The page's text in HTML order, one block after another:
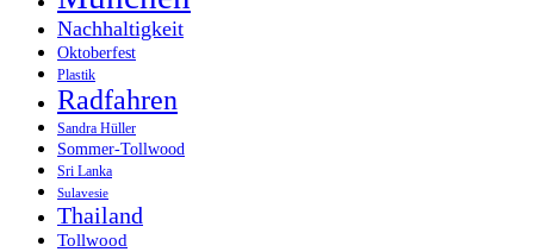
Nachhaltigkeit
Oktoberfest
Plastik
Radfahren
Sandra Hüller
Sommer-Tollwood
Sri Lanka
Sulavesie
Thailand
Tollwood